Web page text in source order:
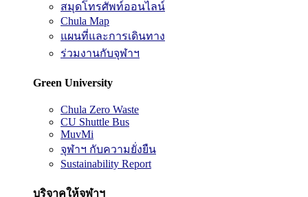
สมุดโทรศัพท์ออนไลน์
Chula Map
แผนที่และการเดินทาง
ร่วมงานกับจุฬาฯ
Green University
Chula Zero Waste
CU Shuttle Bus
MuvMi
จุฬาฯ กับความยั่งยืน
Sustainability Report
บริจาคให้จุฬาฯ